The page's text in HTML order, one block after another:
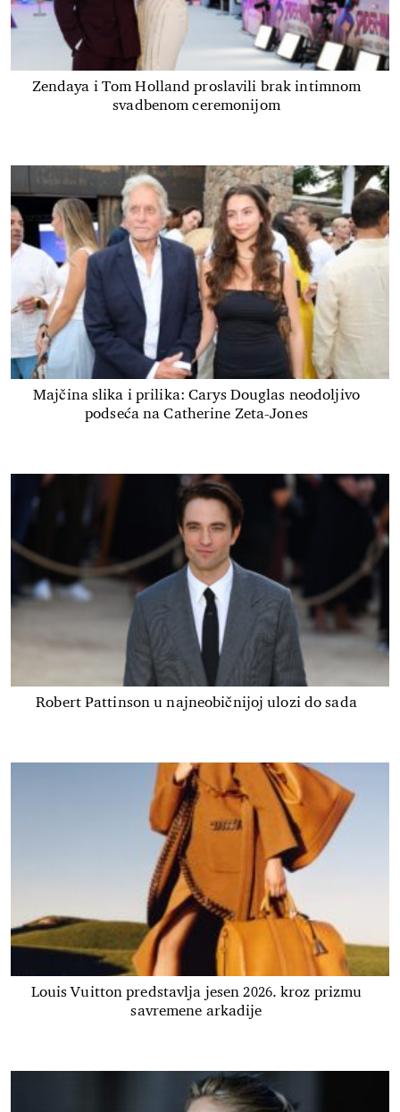
Zendaya i Tom Holland proslavili brak intimnom
svadbenom ceremonijom
Majčina slika i prilika: Carys Douglas neodoljivo
podseća na Catherine Zeta-Jones
Robert Pattinson u najneobičnijoj ulozi do sada
Louis Vuitton predstavlja jesen 2026. kroz prizmu
savremene arkadije